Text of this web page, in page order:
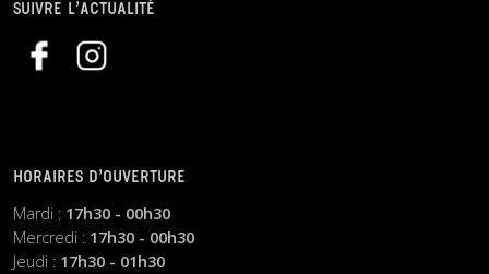
SUIVRE L’ACTUALITÉ
HORAIRES D’OUVERTURE
Mardi : 17h30 - 00h30
Mercredi : 17h30 - 00h30
Jeudi : 17h30 - 01h30